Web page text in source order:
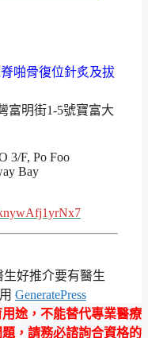
富明街1-5號寶富大
3/F, Po Foo
Bay
好推介要有醫生
GeneratePress
途，不能替代專業醫療
，請務必諮詢合資格的